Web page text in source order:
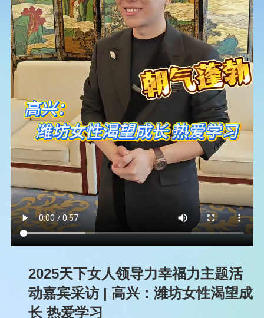
2025天下女人领导力幸福力主题活
动嘉宾采访 | 高兴：潍坊女性渴望成
长 热爱学习